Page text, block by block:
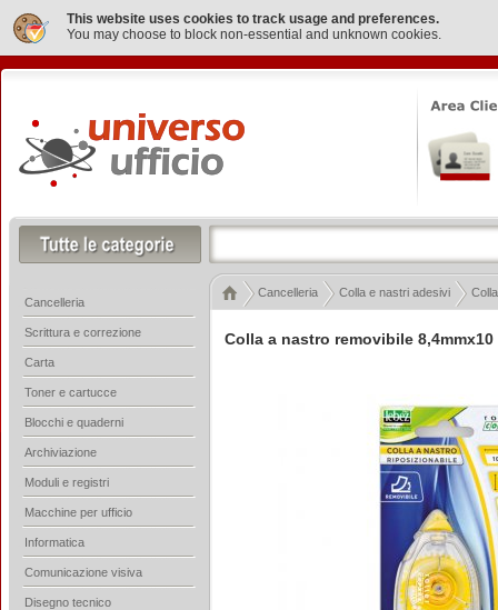
This website uses cookies to track usage and preferences.
You may choose to block non-essential and unknown cookies.
Colla a nastro removibile
Cancelleria Colla e nastri adesivi
Cancelleria
Scrittura e correzione
Carta
Toner e cartucce
Blocchi e quaderni
Archiviazione
Moduli e registri
Macchine per ufficio
Informatica
Comunicazione visiva
Disegno tecnico